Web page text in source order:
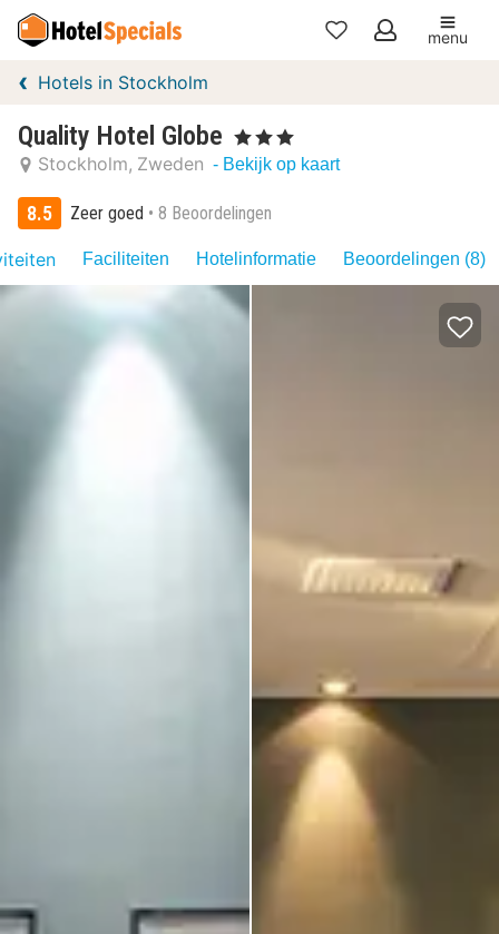
Mijn
menu
Hotels in Stockholm
Quality Hotel Globe , 3 Sterren
Stockholm Zweden - Bekijk op kaart
8.5 Zeer goed 8 Beoordelingen
Faciliteiten Hotelinformatie Beoordelingen (8)